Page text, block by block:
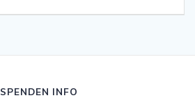
SPENDEN INFO